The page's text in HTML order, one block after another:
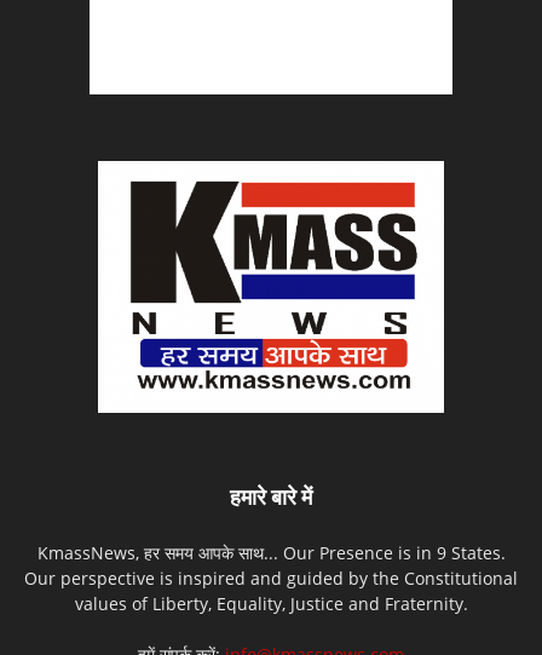
हमारे बारे में
KmassNews, हर समय आपके साथ... Our Presence is in 9 States.
Our perspective is inspired and guided by the Constitutional
values of Liberty, Equality, Justice and Fraternity.